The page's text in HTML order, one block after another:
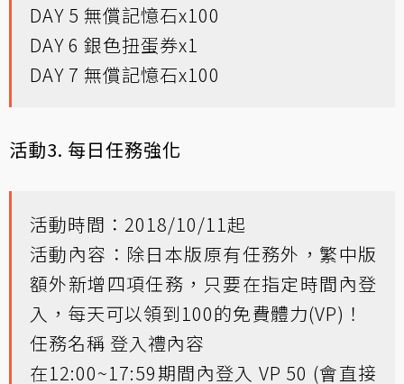
DAY 5 無償記憶石x100
DAY 6 銀色扭蛋券x1
DAY 7 無償記憶石x100
活動3. 每日任務強化
活動時間：2018/10/11起
活動內容：除日本版原有任務外，繁中版
額外新增四項任務，只要在指定時間內登
入，每天可以領到100的免費體力(VP)！
任務名稱 登入禮內容
在12:00~17:59期間內登入 VP 50 (會直接